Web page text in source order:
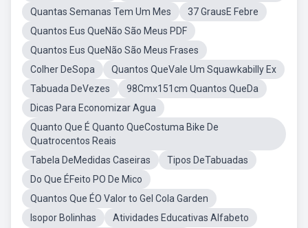
Quantas Semanas Tem Um Mes
37 GrausE Febre
Quantos Eus QueNão São Meus PDF
Quantos Eus QueNão São Meus Frases
Colher DeSopa
Quantos QueVale Um Squawkabilly Ex
Tabuada DeVezes
98Cmx151cm Quantos QueDa
Dicas Para Economizar Agua
Quanto Que É Quanto QueCostuma Bike De
Quatrocentos Reais
Tabela DeMedidas Caseiras
Tipos DeTabuadas
Do Que ÉFeito PO De Mico
Quantos Que ÉO Valor to Gel Cola Garden
Isopor Bolinhas
Atividades Educativas Alfabeto